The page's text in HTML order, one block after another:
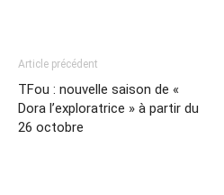
Article précédent
TFou : nouvelle saison de «
Dora l’exploratrice » à partir du
26 octobre